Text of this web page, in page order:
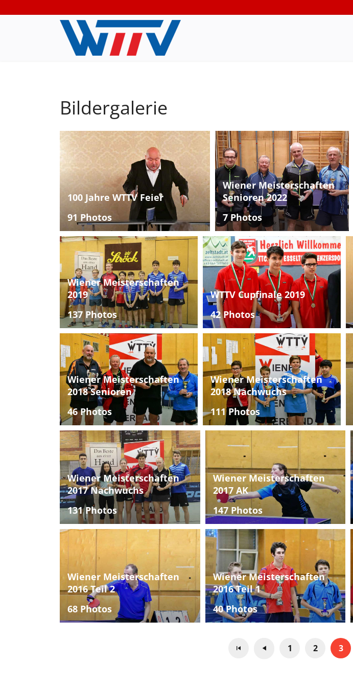
Bildergalerie
100 Jahre WTTV Feier
91 Photos
Wiener Meisterschaften
Senioren 2022
7 Photos
Wiener Meisterschaften
2019
137 Photos
WTTV Cupfinale 2019
42 Photos
Wiener Meisterschaften
2018 Senioren
46 Photos
Wiener Meisterschaften
2018 Nachwuchs
111 Photos
Wiener Meisterschaften
2017 Nachwuchs
131 Photos
Wiener Meisterschaften
2017 AK
147 Photos
Wiener Meisterschaften
2016 Teil 2
68 Photos
Wiener Meisterschaften
2016 Teil 1
40 Photos
1 2 3